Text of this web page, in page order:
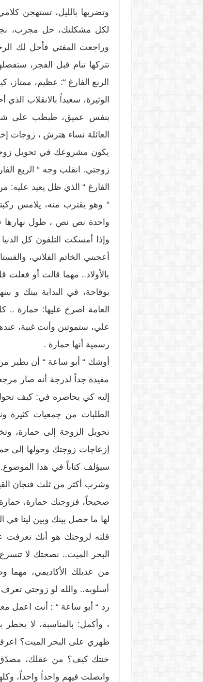
وتضربها بالليل، تستهجن
لكل مشكلتك، حل مجرب،
وراجعت المفتي فأحل لك
تتركها تنام قبل الفجر،
الربع الفارغ “: عظيم،
الوثيرة، سعيداً بالانقلاب
بنفس عميق، طبطب على
العائلة نساء هترش ، زوجات
يكون مشروعك في تحويل
زوجتي. انقلب وجه “ الربع
الفارغ “ الذي ظل يعيد عليه:
“ وهو يقترب منه، يلامس
واحدة نص نص ، طول نهارها
وإذا أمسكت التلفون كل
أعجبني الخاتم الفلاني،
بالأولاد.. مهما قالت أو
بوقاحة، في البداية بينك و
العامة اصرخ عليها: حمارة
علي، ستموتين وأنت غبية،
رسمية أنها حمارة .
أوشك “ أبو ساعة “ أن يطير
مفيدة جداً لدرجة أنه صار
إليه كي يحاضره في: كيف
الطلبات من جمعيات كثيرة
تحويل الزوجة إلى حمارة،
إزعاجات زوجتك وحولها إلى
سيؤلف كتاباً في هذا
وشرب أكثر من ثلث فنجان
صحيحاً، فزوجتك حمارة،
لها ما حصل بينك وبين لينا في
قلته لزوجتك هو أنك تعرفت
البحر الميت.. نصحتك لا
من عديلك الأكاديمي، مهما
أسلوبه.. والله لو زوجتي
رد “ أبو ساعة “ : أنت اعمل
، وأكمل: بالمناسبة، لا
ظهري على البحر الميت؟‍ اعرف
خنتك كيف؟ من عقلك،
واتصلت فيهم واحداً واحداً،